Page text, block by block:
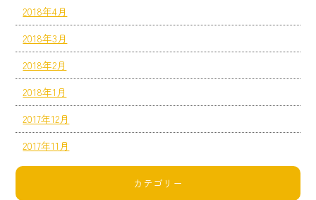
2018年4月
2018年3月
2018年2月
2018年1月
2017年12月
2017年11月
カテゴリー